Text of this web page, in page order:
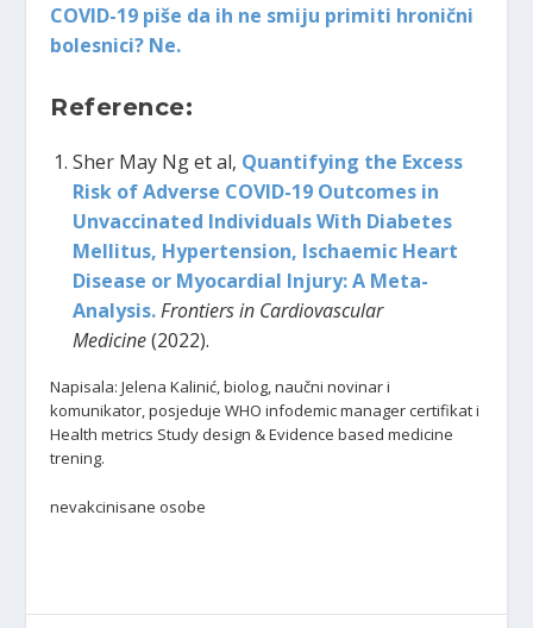
COVID-19 piše da ih ne smiju primiti hronični
bolesnici? Ne.
Reference:
Sher May Ng et al, Quantifying the Excess
Risk of Adverse COVID-19 Outcomes in
Unvaccinated Individuals With Diabetes
Mellitus, Hypertension, Ischaemic Heart
Disease or Myocardial Injury: A Meta-
Analysis.Frontiers in Cardiovascular
Medicine(2022).
Napisala: Jelena Kalinić, biolog, naučni novinar i
komunikator, posjeduje WHO infodemic manager certifikat i
Health metrics Study design & Evidence based medicine
trening.
nevakcinisane osobe